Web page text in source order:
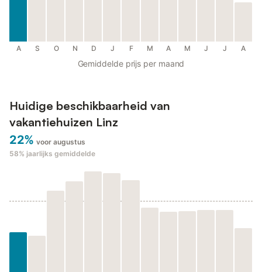
A S O N D J F M A M J J A
Gemiddelde prijs per maand
Huidige beschikbaarheid van
vakantiehuizen Linz
22% voor augustus
58% jaarlijks gemiddelde